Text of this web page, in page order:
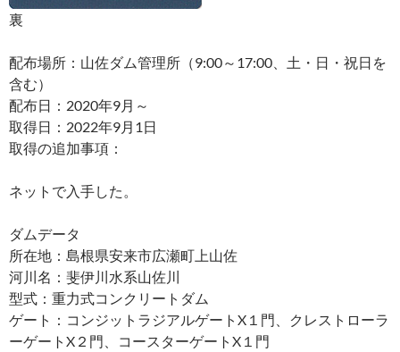
裏
配布場所：山佐ダム管理所（9:00～17:00、土・日・祝日を
含む）
配布日：2020年9月～
取得日：2022年9月1日
取得の追加事項：
ネットで入手した。
ダムデータ
所在地：島根県安来市広瀬町上山佐
河川名：斐伊川水系山佐川
型式：重力式コンクリートダム
ゲート：コンジットラジアルゲートX１門、クレストローラ
ーゲートX２門、コースターゲートX１門